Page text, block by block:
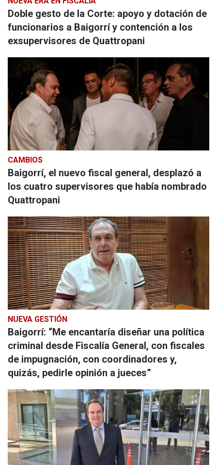
Doble gesto de la Corte: apoyo y dotación de
funcionarios a Baigorrí y contención a los
exsupervisores de Quattropani
CAMBIOS
Baigorrí, el nuevo fiscal general, desplazó a
los cuatro supervisores que había nombrado
Quattropani
NUEVA GESTIÓN
Baigorrí: “Me encantaría diseñar una política
criminal desde Fiscalía General, con fiscales
de impugnación, con coordinadores y,
quizás, pedirle opinión a jueces”